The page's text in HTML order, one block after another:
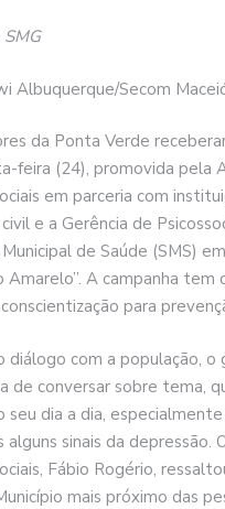
Albuquerque/Secom
da Ponta Verde
feira (24), promovida pela
em parceria com
e a Gerência de
de Saúde (SMS)
Amarelo”. A campanha tem
para
diálogo com a população, o
de conversar sobre tema,
seu dia a dia,
alguns sinais da depressão.
Fábio Rogério,
mais próximo das